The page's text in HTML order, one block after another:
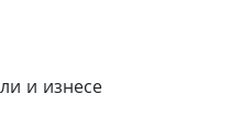
и изнесе